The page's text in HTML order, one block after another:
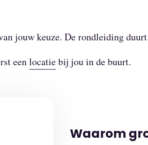
jouw keuze. De rondleiding
eenlocatiebij jou in de buurt.
Waarom